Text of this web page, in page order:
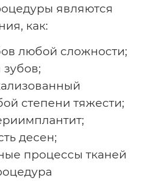
являются
как:
любой сложности;
степени тяжести;
десен;
процессы тканей